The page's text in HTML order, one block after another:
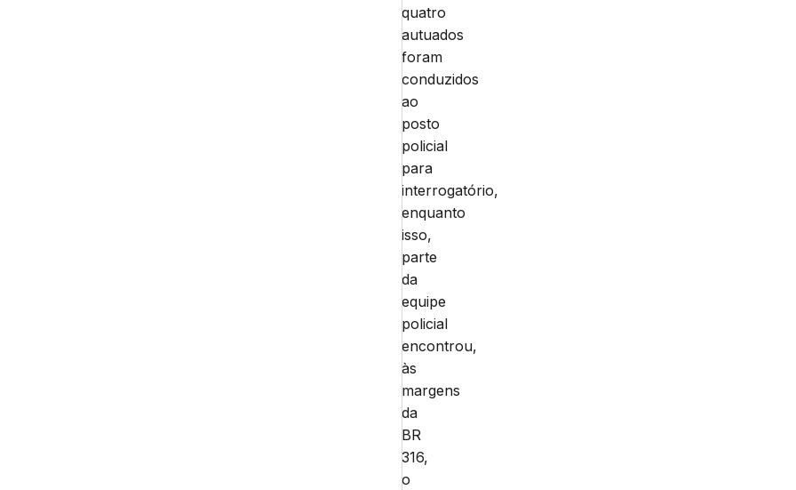
quatro
autuados
foram
conduzidos
ao
posto
policial
para
interrogatório,
enquanto
isso,
parte
da
equipe
policial
encontrou,
às
margens
da
BR
316,
o